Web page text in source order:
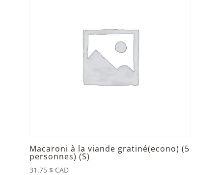
Macaroni à la viande gratiné(econo) (5
personnes) (S)
31.75 $ CAD